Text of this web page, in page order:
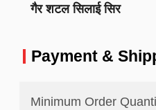
गैर शटल सिलाई सिर
Payment &
Minimum Order